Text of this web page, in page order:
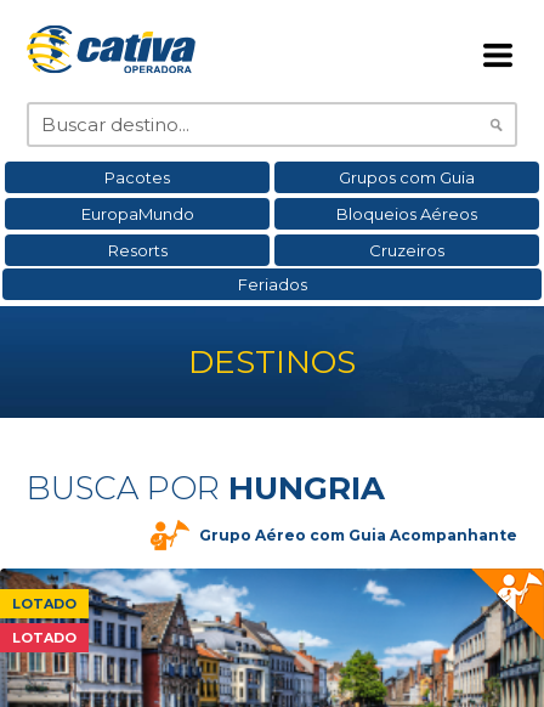
Pacotes
Grupos com Guia
EuropaMundo
Bloqueios Aéreos
Resorts
Cruzeiros
Feriados
DESTINOS
BUSCA POR HUNGRIA
Grupo Aéreo com Guia Acompanhante
LOTADO
LOTADO